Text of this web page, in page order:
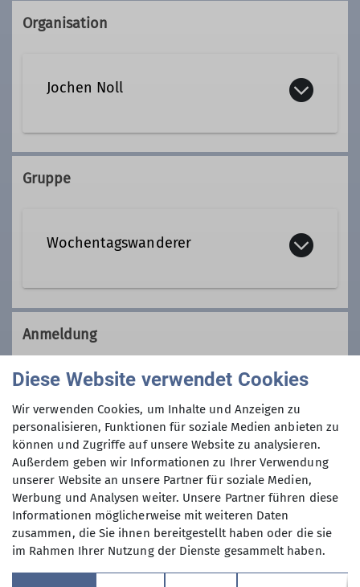
Organisation
Jochen Noll
08105 22522
Gruppe
Wochentagswanderer
Wir sind eine Gemeinschaft von
Wanderfreunden innerhalb der
Sektion, die
Dienstag und Mittwoch , aber auch an
anderen Wochentagen in freier Natur
unterwegs sind.
Wer kann sich das wochentags
leisten?
Nun, alle die aus dem Berufsleben
ausgeschieden sind oder sonst über
ihre Zeit frei verfügen können und
körperlich in guter Verfassung sind.
Neben anspruchvollen Bergtouren
(bis ca. 1400 Höhenmeter) stehen
Anmeldung
Anmeldung per Telefon bevorzugt, nur ab 18:00
Anmeldung ab
30.09.2024
Maximale Teilnehmeranzahl
9
Diese Website verwendet Cookies
Wir verwenden Cookies, um Inhalte und Anzeigen zu
personalisieren, Funktionen für soziale Medien anbieten zu
können und Zugriffe auf unsere Website zu analysieren.
Außerdem geben wir Informationen zu Ihrer Verwendung
unserer Website an unsere Partner für soziale Medien,
Werbung und Analysen weiter. Unsere Partner führen diese
Informationen möglicherweise mit weiteren Daten
zusammen, die Sie ihnen bereitgestellt haben oder die sie
im Rahmen Ihrer Nutzung der Dienste gesammelt haben.